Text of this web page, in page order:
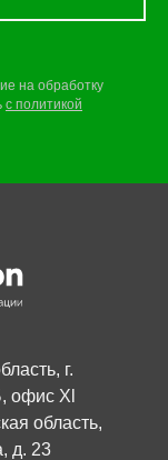
на обработку
c политикой
г.
офис Xl
область,
д. 23